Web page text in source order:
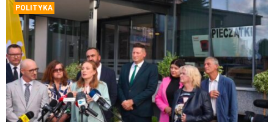
POLITYKA